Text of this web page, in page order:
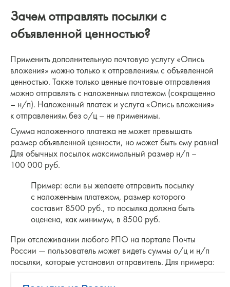
Зачем отправлять посылки с
объявленной ценностью?
Применить дополнительную почтовую услугу «Опись
вложения» можно только к отправлениям с объявленной
ценностью. Также только ценные почтовые отправления
можно отправлять с наложенным платежом (сокращенно
– н/п). Наложенный платеж и услуга «Опись вложения»
к отправлениям без о/ц – не применимы.
Сумма наложенного платежа не может превышать
размер объявленной ценности, но может быть ему равна!
Для обычных посылок максимальный размер н/п –
100 000 руб.
Пример: если вы желаете отправить посылку
с наложенным платежом, размер которого
составит 8500 руб., то посылка должна быть
оценена, как минимум, в 8500 руб.
При отслеживании любого РПО на портале Почты
России — пользователь может видеть суммы о/ц и н/п
посылки, которые установил отправитель. Для примера: